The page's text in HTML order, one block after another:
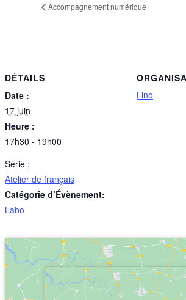
Accompagnement numérique
DÉTAILS
Date :
17 juin
Heure :
17h30 - 19h00
Série :
Atelier de français
Catégorie d’Évènement:
Labo
Lino